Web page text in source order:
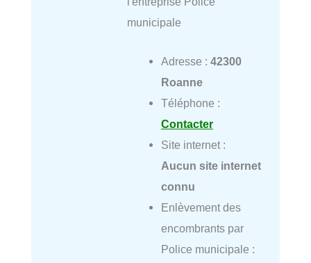
municipale
Adresse : 42300
Roanne
Téléphone :
Contacter
Site internet :
Aucun site internet
connu
Enlèvement des
encombrants par
Police municipale :